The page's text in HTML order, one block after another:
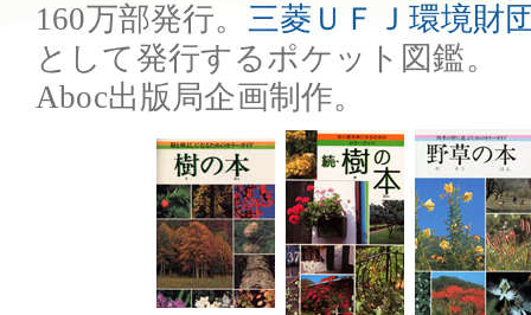
160万部発行。 三菱ＵＦＪ環境財
として発行するポケット図鑑。
Aboc出版局企画制作。